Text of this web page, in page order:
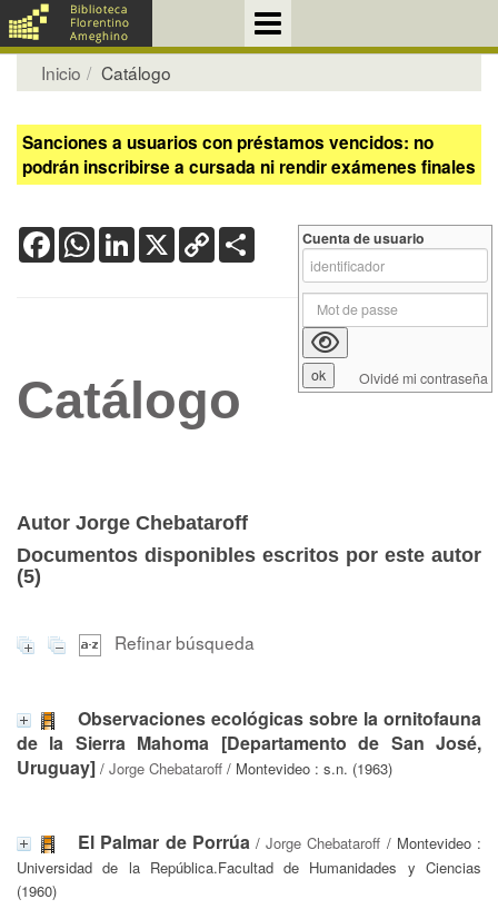
Inicio Catálogo
Sanciones a usuarios con préstamos vencidos: no
podrán inscribirse a cursada ni rendir exámenes finales
FacebookWhatsApp
LinkedIn
X Copy
Link
Catálogo
Autor Jorge Chebataroff
Documentos disponibles escritos por este autor
(5)
Refinar búsqueda
Observaciones ecológicas sobre la ornitofauna
de la Sierra Mahoma [Departamento de San José,
Uruguay] / Jorge Chebataroff / Montevideo : s.n. (1963)
El Palmar de Porrúa/Jorge Chebataroff / Montevideo :
Universidad de la República.Facultad de Humanidades y Ciencias
(1960)
Cuenta de usuario
Olvidé mi contraseña